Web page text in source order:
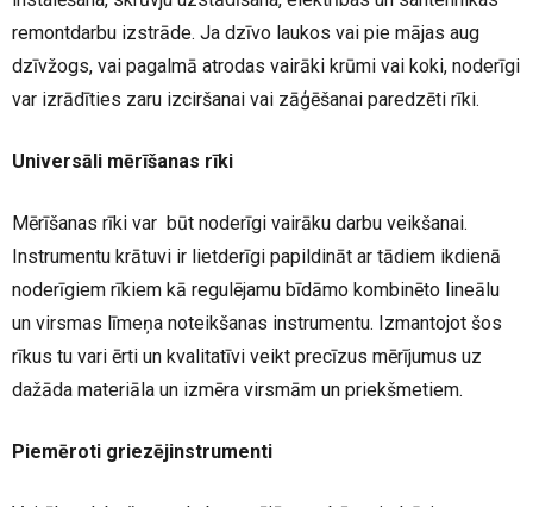
remontdarbu izstrāde. Ja dzīvo laukos vai pie mājas aug
dzīvžogs, vai pagalmā atrodas vairāki krūmi vai koki, noderīgi
var izrādīties zaru izciršanai vai zāģēšanai paredzēti rīki.
Universāli mērīšanas rīki
Mērīšanas rīki var būt noderīgi vairāku darbu veikšanai.
Instrumentu krātuvi ir lietderīgi papildināt ar tādiem ikdienā
noderīgiem rīkiem kā regulējamu bīdāmo kombinēto lineālu
un virsmas līmeņa noteikšanas instrumentu. Izmantojot šos
rīkus tu vari ērti un kvalitatīvi veikt precīzus mērījumus uz
dažāda materiāla un izmēra virsmām un priekšmetiem.
Piemēroti griezējinstrumenti